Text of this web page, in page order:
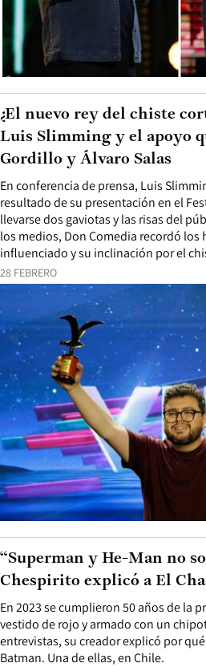
28 FEBRERO
En conferencia de prensa, Luis
resultado de su presentación en el
llevarse dos gaviotas y las risas del
los medios, Don Comedia recordó los
influenciado y su inclinación por el
¿El nuevo rey del chiste
Luis Slimming y el apoyo
Gordillo y Álvaro Salas
En 2023 se cumplieron 50 años de la
vestido de rojo y armado con un
entrevistas, su creador explicó por
Batman. Una de ellas, en Chile.
“Superman y He-Man no
Chespirito explicó a El